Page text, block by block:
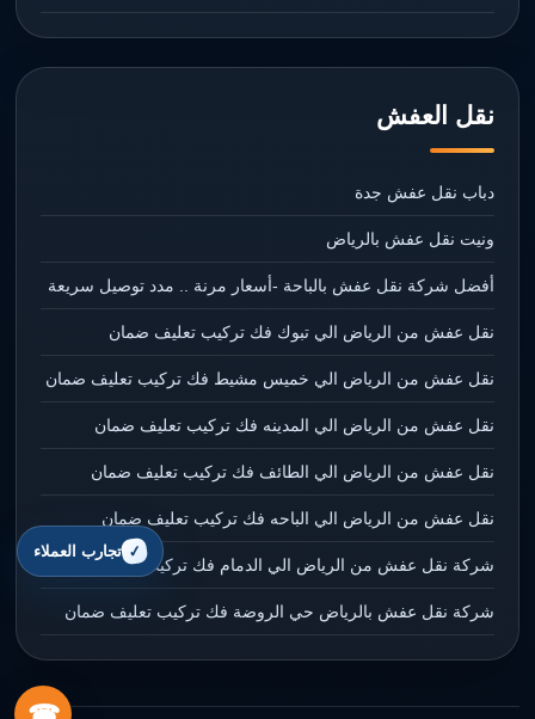
نقل العفش
دباب نقل عفش جدة
ونيت نقل عفش بالرياض
أفضل شركة نقل عفش بالباحة -أسعار مرنة .. مدد توصيل سريعة
نقل عفش من الرياض الي تبوك فك تركيب تعليف ضمان
نقل عفش من الرياض الي خميس مشيط فك تركيب تعليف ضمان
نقل عفش من الرياض الي المدينه فك تركيب تعليف ضمان
نقل عفش من الرياض الي الطائف فك تركيب تعليف ضمان
نقل عفش من الرياض الي الباحه فك تركيب تعليف ضمان
شركة نقل عفش من الرياض الي الدمام فك تركيب تعليف ضمان
شركة نقل عفش بالرياض حي الروضة فك تركيب تعليف ضمان
تجارب العملاء